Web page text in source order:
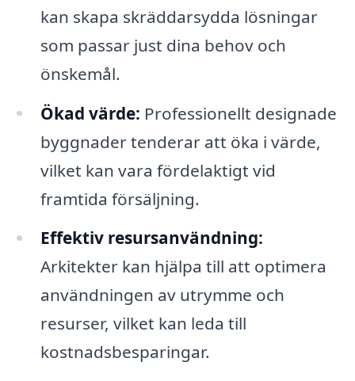
kan skapa skräddarsydda lösningar
som passar just dina behov och
önskemål.
Ökad värde: Professionellt designade
byggnader tenderar att öka i värde,
vilket kan vara fördelaktigt vid
framtida försäljning.
Effektiv resursanvändning:
Arkitekter kan hjälpa till att optimera
användningen av utrymme och
resurser, vilket kan leda till
kostnadsbesparingar.